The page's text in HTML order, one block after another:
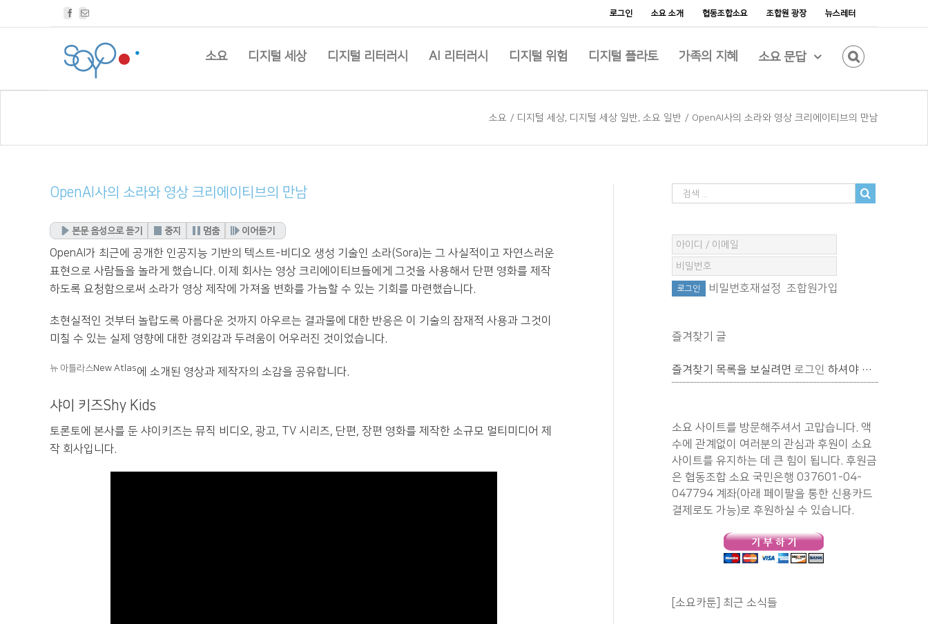
Facebook
로그인 소요 소개 협동조합소요 조합원 광장 뉴스레터
소요 디지털 세상 디지털 리터러시 AI 리터러시 디지털 위험 디지털 플라토 가족의 지혜 소요 문답
소요 / 디지털 세상, 디지털 세상 일반, 소요 일반 / OpenAI사의 소라와 영상 크리에이티브의 만남
OpenAI사의 소라와 영상 크리에이티브의 만남
본문 음성으로 듣기 중지 멈춤 이어듣기
OpenAI가 최근에 공개한 인공지능 기반의 텍스트-비디오 생성 기술인 소라(Sora)는 그 사실적이고 자연스러운
표현으로 사람들을 놀라게 했습니다. 이제 회사는 영상 크리에이티브들에게 그것을 사용해서 단편 영화를 제작
하도록 요청함으로써 소라가 영상 제작에 가져올 변화를 가늠할 수 있는 기회를 마련했습니다.
초현실적인 것부터 놀랍도록 아름다운 것까지 아우르는 결과물에 대한 반응은 이 기술의 잠재적 사용과 그것이
미칠 수 있는 실제 영향에 대한 경외감과 두려움이 어우러진 것이었습니다.
뉴 아틀라스New Atlas에 소개된 영상과 제작자의 소감을 공유합니다.
샤이 키즈Shy Kids
토론토에 본사를 둔 샤이키즈는 뮤직 비디오, 광고, TV 시리즈, 단편, 장편 영화를 제작한 소규모 멀티미디어 제
작 회사입니다.
비밀번호재설정 조합원가입
즐겨찾기 글
즐겨찾기 목록을 보실려면 로그인 하셔야 합니다.
소요 사이트를 방문해주셔서 고맙습니다. 액
수에 관계없이 여러분의 관심과 후원이 소요
사이트를 유지하는 데 큰 힘이 됩니다. 후원금
은 협동조합 소요 국민은행 037601-04-
047794 계좌(아래 페이팔을 통한 신용카드
결제로도 가능)로 후원하실 수 있습니다.
[소요카툰] 최근 소식들